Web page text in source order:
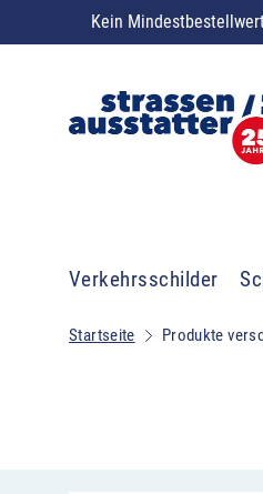
Kein
Verkehrsschilder
Startseite Produkte